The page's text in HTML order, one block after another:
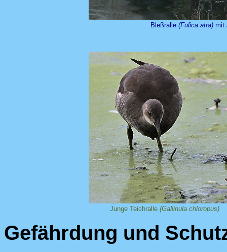
Bleßralle (Fulica atra)mit
Junge Teichralle (Gallinula chloropus)
Gefährdung und